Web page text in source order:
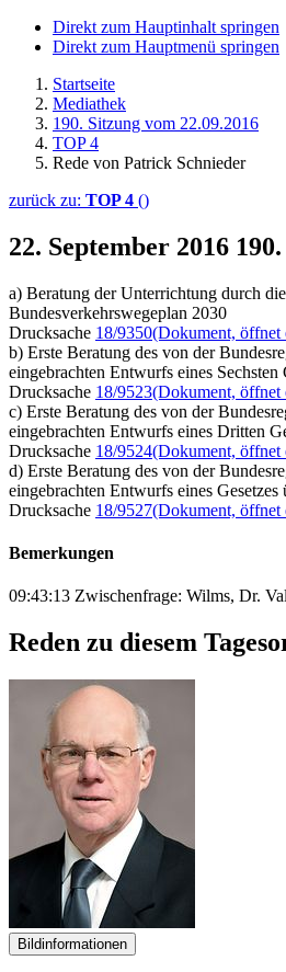
Direkt zum Hauptinhalt springen
Direkt zum Hauptmenü springen
Startseite
Mediathek
190. Sitzung vom 22.09.2016
TOP 4
Rede von Patrick Schnieder
zurück zu: TOP 4 ()
22. September 2016
a) Beratung der Unterrichtung durch
Bundesverkehrswegeplan 2030
Drucksache 18/9350(Dokument, öffnet
b) Erste Beratung des von der
eingebrachten Entwurfs eines Sechsten
Drucksache 18/9523(Dokument, öffnet
c) Erste Beratung des von der
eingebrachten Entwurfs eines Dritten
Drucksache 18/9524(Dokument, öffnet
d) Erste Beratung des von der
eingebrachten Entwurfs eines
Drucksache 18/9527(Dokument, öffnet
Bemerkungen
09:43:13 Zwischenfrage: Wilms, Dr.
Reden zu diesem
Bildinformationen